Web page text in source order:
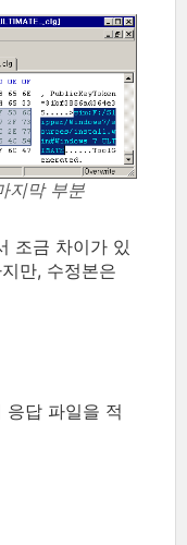
지막 부분
조금 차이가 있
만, 수정본은
응답 파일을 적